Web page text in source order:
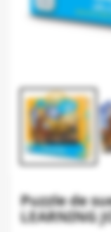
Puzzle de
LEARNING